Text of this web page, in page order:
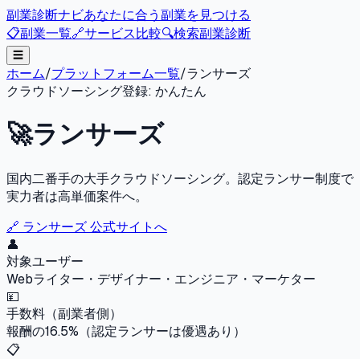
副業診断ナビあなたに合う副業を見つける
📋副業一覧🔗サービス比較🔍検索副業診断
☰
ホーム/プラットフォーム一覧/ランサーズ
クラウドソーシング登録: かんたん
🚀ランサーズ
国内二番手の大手クラウドソーシング。認定ランサー制度で
実力者は高単価案件へ。
🔗 ランサーズ公式サイトへ
👤
対象ユーザー
Webライター・デザイナー・エンジニア・マーケター
💴
手数料（副業者側）
報酬の16.5%（認定ランサーは優遇あり）
📋